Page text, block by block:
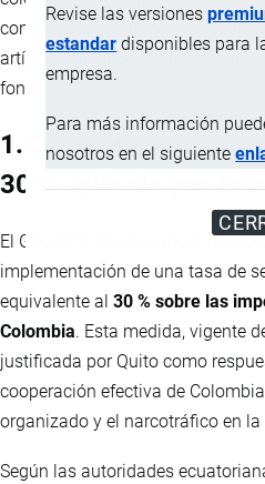
Revise las versiones
estandar disponibles para
empresa.
Para más información
nosotros en el siguiente
con medidas recíprocas y
artículo reunimos los hechos más
fondo y el contexto regional.
1. Origen de la
30 % aplicado por
El Gobierno ecuatoriano anunció
implementación de una tasa de
equivalente al 30 % sobre las
Colombia. Esta medida, vigente
justificada por Quito como
cooperación efectiva de
organizado y el narcotráfico en
Según las autoridades